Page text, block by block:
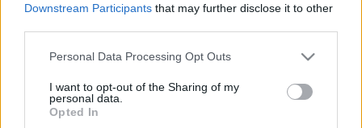
Downstream Participants that may further disclose it to other
Please note that this website/app uses one or more Google
not limited to your visit or usage behaviour. You may click to
grant or deny consent to Google and its third-party tags to
use your data for below specified purposes in below Google
Personal Data Processing Opt Outs
I want to opt-out of the Sharing of my
personal data.
Opted In
A kollegináknak (NEM Miss Műkörömnek, hanem a
jobbaknak) néha vannak jó ötleteik, most pl. az egyik
ajánlotta Sándor Anikó Pillangó a vállamon című
utazási regényét, vagy nem is tudom, minek
nevezzem. Egy kedves könyv egy ötvenes elvált nőről,
aki hirtelen úgy érzi,…